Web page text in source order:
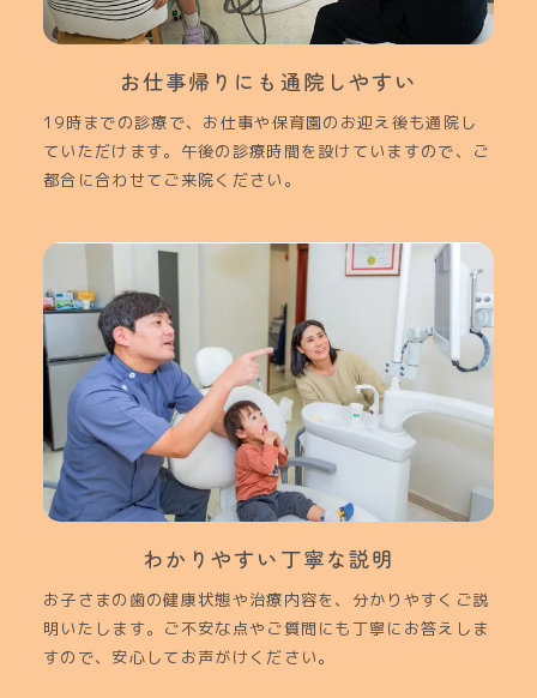
お仕事帰りにも通院しやすい
19時までの診療で、お仕事や保育園のお迎え後も通院し
ていただけます。午後の診療時間を設けていますので、ご
都合に合わせてご来院ください。
わかりやすい丁寧な説明
お子さまの歯の健康状態や治療内容を、分かりやすくご説
明いたします。ご不安な点やご質問にも丁寧にお答えしま
すので、安心してお声がけください。